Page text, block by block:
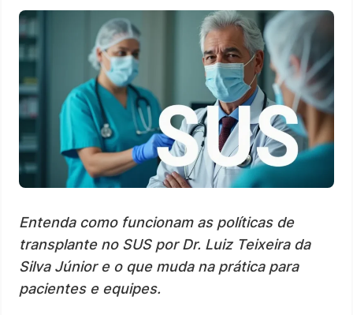
Entenda como funcionam as políticas de
transplante no SUS por Dr. Luiz Teixeira da
Silva Júnior e o que muda na prática para
pacientes e equipes.